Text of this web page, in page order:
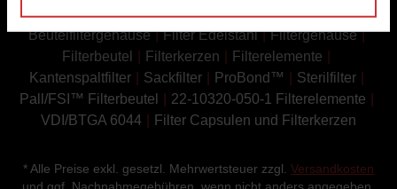
Beutelfilter Bierfiltration
Industriefilter
Beutelfiltergehäuse
Filter Edelstahl
Filtergehäuse
Filterbeutel
Filterkerzen
Filterelemente
Kantenspaltfilter
Sackfilter ProBond™
Sterilfilter
Pall/FSI™ Filterbeutel
22-10320-050-1 Filterelemente
VDI/BTGA 6044
Filter Capsulen und Filterkerzen
* Alle Preise exkl. gesetzl. Mehrwertsteuer zzgl. Versandkosten